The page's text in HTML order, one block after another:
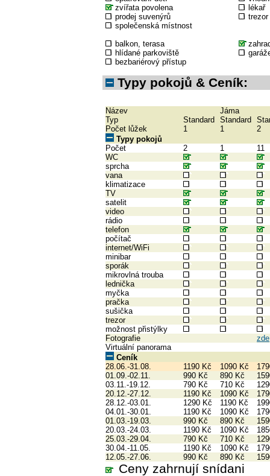
zvířata povolena
lékař
prodej suvenýrů
trezor
společenská místnost
balkon, terasa
hlídané parkoviště
bezbariérový přístup
Typy pokojů & Ceník:
Název
Jáma
Typ
Standard Standard
Počet lůžek
1 1
2
Typy pokojů
Počet
2 1
11
WC
sprcha
vana
klimatizace
TV
satelit
video
rádio
telefon
počítač
internet/WiFi
minibar
sporák
mikrovlná trouba
lednička
myčka
pračka
sušička
trezor
možnost přistýlky
Fotografie
zde
Virtuální panorama
Ceník
28.06.-31.08.
1190 Kč 1090 Kč
01.09.-02.11.
990 Kč 890 Kč
03.11.-19.12.
790 Kč 710 Kč
20.12.-27.12.
1190 Kč 1090 Kč
28.12.-03.01.
1290 Kč 1190 Kč
04.01.-30.01.
1190 Kč 1090 Kč
01.03.-19.03.
990 Kč 890 Kč
20.03.-24.03.
1190 Kč 1090 Kč
25.03.-29.04.
790 Kč 710 Kč
30.04.-11.05.
1190 Kč 1090 Kč
12.05.-27.06.
990 Kč 890 Kč
Ceny zahrnují snídani